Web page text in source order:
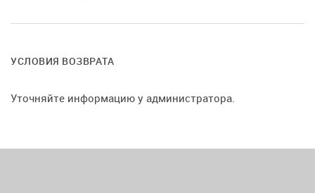
УСЛОВИЯ ВОЗВРАТА
Уточняйте информацию у администратора.